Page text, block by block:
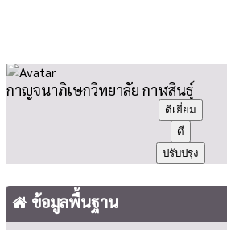
กาญจนาภิเษกวิทยาลัย กาฬสินธุ์
ดีเยี่ยม
ดี
ปรับปรุง
ข้อมูลพื้นฐาน